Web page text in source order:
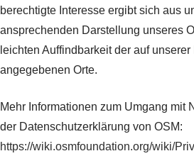
berechtigte Interesse ergibt sich aus
ansprechenden Darstellung unseres
leichten Auffindbarkeit der auf
angegebenen Orte.
Mehr Informationen zum Umgang mit
der Datenschutzerklärung von OSM:
https://wiki.osmfoundation.org/wiki/